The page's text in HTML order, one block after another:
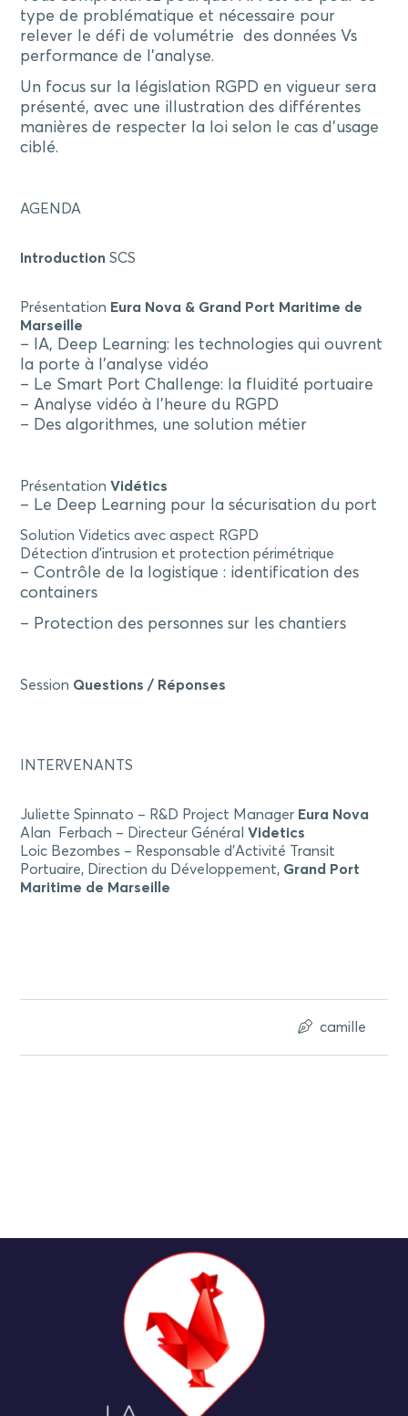
type de problématique et nécessaire pour
relever le défi de volumétrie des données Vs
performance de l’analyse.
Un focus sur la législation RGPD en vigueur sera
présenté, avec une illustration des différentes
manières de respecter la loi selon le cas d’usage
ciblé.
AGENDA
Introduction SCS
Présentation Eura Nova & Grand Port Maritime de
Marseille
– IA, Deep Learning: les technologies qui ouvrent
la porte à l’analyse vidéo
– Le Smart Port Challenge: la fluidité portuaire
– Analyse vidéo à l’heure du RGPD
– Des algorithmes, une solution métier
Présentation Vidétics
– Le Deep Learning pour la sécurisation du port
Solution Videtics avec aspect RGPD
Détection d’intrusion et protection périmétrique
– Contrôle de la logistique : identification des
containers
– Protection des personnes sur les chantiers
Session Questions / Réponses
INTERVENANTS
Juliette Spinnato – R&D Project Manager Eura Nova
Alan Ferbach – Directeur GénéralVidetics
Loic Bezombes – Responsable d’Activité Transit
Portuaire, Direction du Développement, Grand Port
Maritime de Marseille
camille